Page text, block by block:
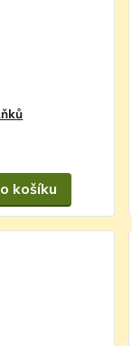
košíku